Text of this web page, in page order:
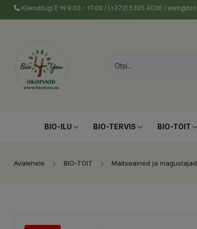
Klienditugi E-N 9.00 - 17.00 / (+372) 5305 4036 /
BIO-ILU BIO-TERVIS BIO-TOIT
Avalehele BIO-TOIT Maitseained ja magustajad